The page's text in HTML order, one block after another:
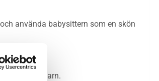
använda babysittern som en skön
för spädbarn.